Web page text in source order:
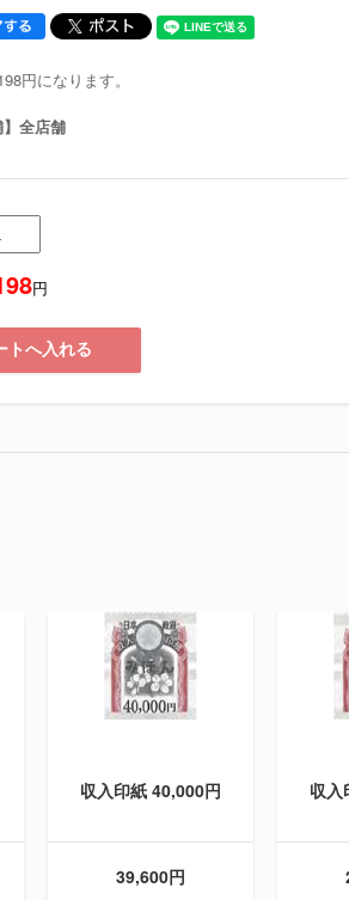
円になります。
】全店舗
円
トへ入れる
収入印紙 40,000円
39,600円
収入